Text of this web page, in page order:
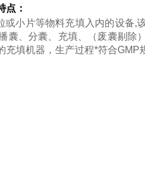
点：
或小片等物料充填入内的设备,
囊、分囊、充填、（废囊剔除
充填机器，生产过程*符合GMP